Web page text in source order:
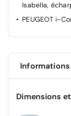
Isabella,
PEUGEOT i-
Dimensions